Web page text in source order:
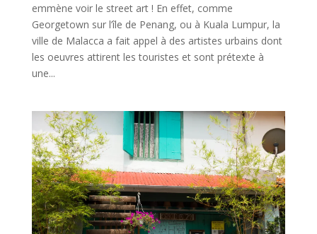
emmène voir le street art ! En effet, comme
Georgetown sur l’île de Penang, ou à Kuala Lumpur, la
ville de Malacca a fait appel à des artistes urbains dont
les oeuvres attirent les touristes et sont prétexte à
une...